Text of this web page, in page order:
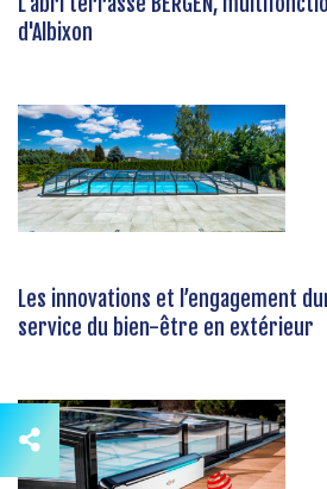
d'Albixon
Les innovations et l’engagement
service du bien-être en extérieur